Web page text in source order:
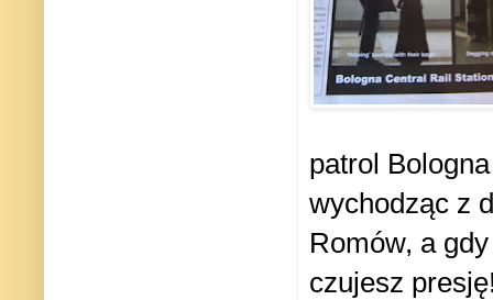
patrol
wychodząc z
Romów, a
czujesz